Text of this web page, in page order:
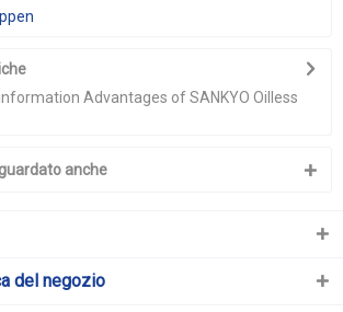
Advantages of SANKYO Oilless
anche
del negozio